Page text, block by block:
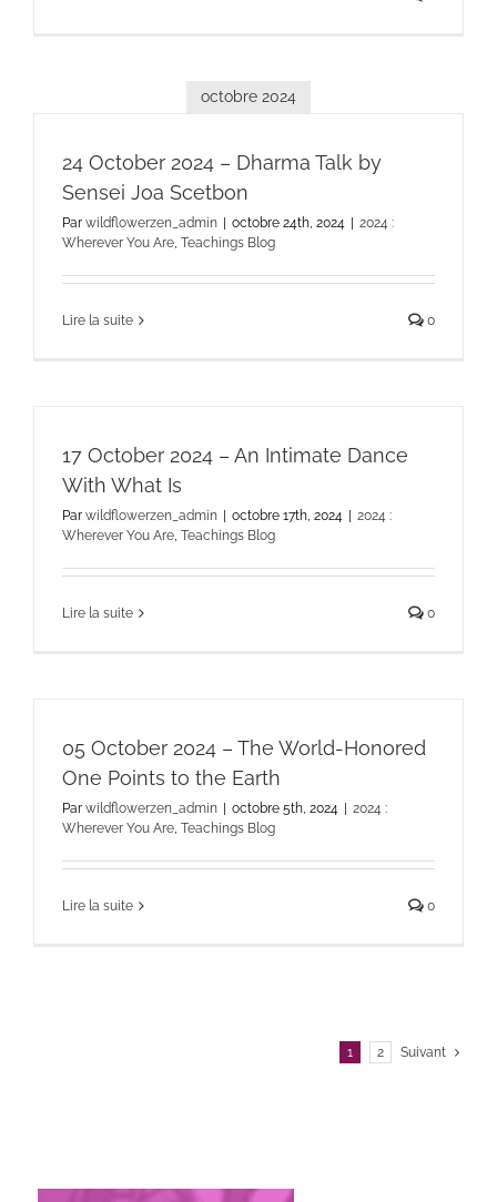
octobre 2024
24 October 2024 – Dharma Talk by
Sensei Joa Scetbon
Par wildflowerzen_admin octobre 24th, 2024
2024 :
Wherever You Are, Teachings Blog
Lire la suite 0
17 October 2024 – An Intimate Dance
With What Is
Par wildflowerzen_admin octobre 17th, 2024
2024 :
Wherever You Are, Teachings Blog
Lire la suite 0
05 October 2024 – The World-Honored
One Points to the Earth
Par wildflowerzen_admin octobre 5th, 2024
2024 :
Wherever You Are, Teachings Blog
Lire la suite 0
1 2 Suivant